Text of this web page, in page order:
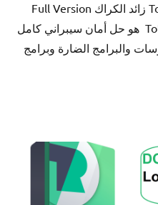
Total Security 360 11.0.0.1314 زائد الكراك Full Version
Total Security 360 11.0.0.13141 هو حل أمان سيبراني كامل
والبرامج الضارة وبرامج